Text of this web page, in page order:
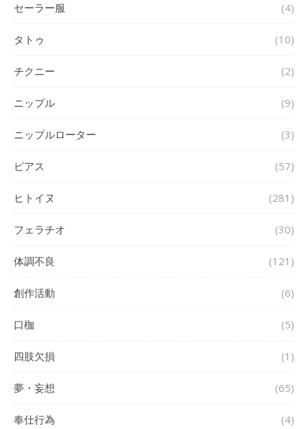
セーラー服 (4)
タトゥ (10)
チクニー (2)
ニップル (9)
ニップルローター (3)
ピアス (57)
ヒトイヌ (281)
フェラチオ (30)
体調不良 (121)
創作活動 (6)
口枷 (5)
四肢欠損 (1)
夢・妄想 (65)
奉仕行為 (4)